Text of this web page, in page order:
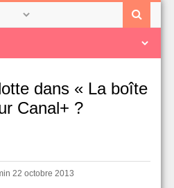
dans « La boîte
Canal+ ?
22 octobre 2013